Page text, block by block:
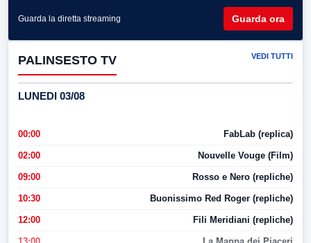
Guarda la diretta streaming Guarda ora
PALINSESTO TV VEDI TUTTI
LUNEDI 03/08
00:00 FabLab (replica)
02:00 Nouvelle Vouge (Film)
09:00 Rosso e Nero (repliche)
10:30 Buonissimo Red Roger (repliche)
12:00 Fili Meridiani (repliche)